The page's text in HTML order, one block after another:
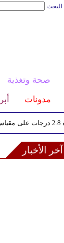
البحث
صحة وتغذية
مدونات
آخر الأخبار